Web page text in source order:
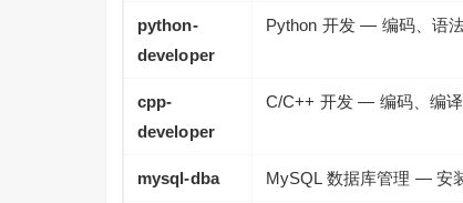
python-
developer
Python 开发 — 编码、语
cpp-
developer
C/C++ 开发 — 编码、编
mysql-dba MySQL 数据库管理 — 安